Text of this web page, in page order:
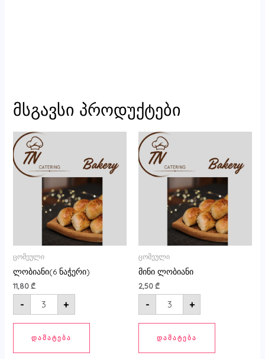
მსგავსი პროდუქტები
ცომეული
ლობიანი(6 ნაჭერი)
11,80 ₾
-
რაოდენობა:
ლობიანი(6
ნაჭერი)
+
ᲓᲐᲛᲐᲢᲔᲑᲐ
ცომეული
მინი ლობიანი
2,50 ₾
-
რაოდენობა:
მინი
ლობიანი
+
ᲓᲐᲛᲐᲢᲔᲑᲐ